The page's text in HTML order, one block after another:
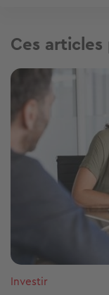
Ces
Image
Investir